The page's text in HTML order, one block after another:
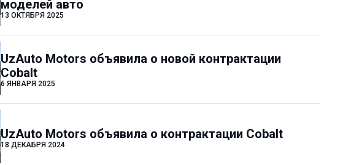
моделей авто
13 ОКТЯБРЯ 2025
UzAuto Motors объявила о новой контрактации
Cobalt
6 ЯНВАРЯ 2025
UzAuto Motors объявила о контрактации Cobalt
18 ДЕКАБРЯ 2024